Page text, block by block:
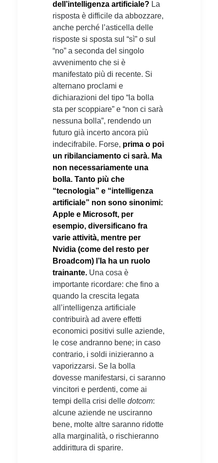
dell’intelligenza artificiale? La
risposta è difficile da abbozzare,
anche perché l’asticella delle
risposte si sposta sul “sì” o sul
“no” a seconda del singolo
avvenimento che si è
manifestato più di recente. Si
alternano proclami e
dichiarazioni del tipo “la bolla
sta per scoppiare” e “non ci sarà
nessuna bolla”, rendendo un
futuro già incerto ancora più
indecifrabile. Forse, prima o poi
un ribilanciamento ci sarà. Ma
non necessariamente una
bolla. Tanto più che
“tecnologia” e “intelligenza
artificiale” non sono sinonimi:
Apple e Microsoft, per
esempio, diversificano fra
varie attività, mentre per
Nvidia (come del resto per
Broadcom) l’Ia ha un ruolo
trainante. Una cosa è
importante ricordare: che fino a
quando la crescita legata
all’intelligenza artificiale
contribuirà ad avere effetti
economici positivi sulle aziende,
le cose andranno bene; in caso
contrario, i soldi inizieranno a
vaporizzarsi. Se la bolla
dovesse manifestarsi, ci saranno
vincitori e perdenti, come ai
tempi della crisi delle dotcom:
alcune aziende ne usciranno
bene, molte altre saranno ridotte
alla marginalità, o rischieranno
addirittura di sparire.